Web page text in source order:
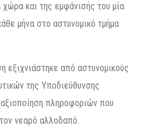
και της εμφάνισής του μία
μήνα στο αστυνομικό τμήμα
εξιχνιάστηκε από αστυνομικούς
της Υποδιεύθυνσης
πληροφοριών που
νεαρό αλλοδαπό.